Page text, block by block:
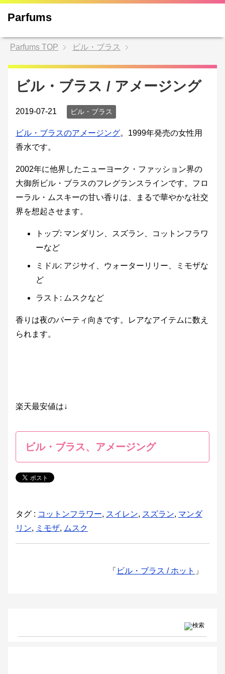
Parfums
Parfums TOP ビル・ブラス
ビル・ブラス / アメージング
2019-07-21 ビル・ブラス
ビル・ブラスのアメージング。1999年発売の女性用
香水です。
2002年に他界したニューヨーク・ファッション界の
大御所ビル・ブラスのフレグランスラインです。フロ
ーラル・ムスキーの甘い香りは、まるで華やかな社交
界を想起させます。
トップ: マンダリン、スズラン、コットンフラワ
ーなど
ミドル: アジサイ、ウォーターリリー、ミモザな
ど
ラスト: ムスクなど
香りは夜のパーティ向きです。レアなアイテムに数え
られます。
楽天最安値は↓
ビル・ブラス、アメージング
タグ : コットンフラワー, スイレン, スズラン, マンダ
リン, ミモザ, ムスク
「 ビル・ブラス / ホット 」